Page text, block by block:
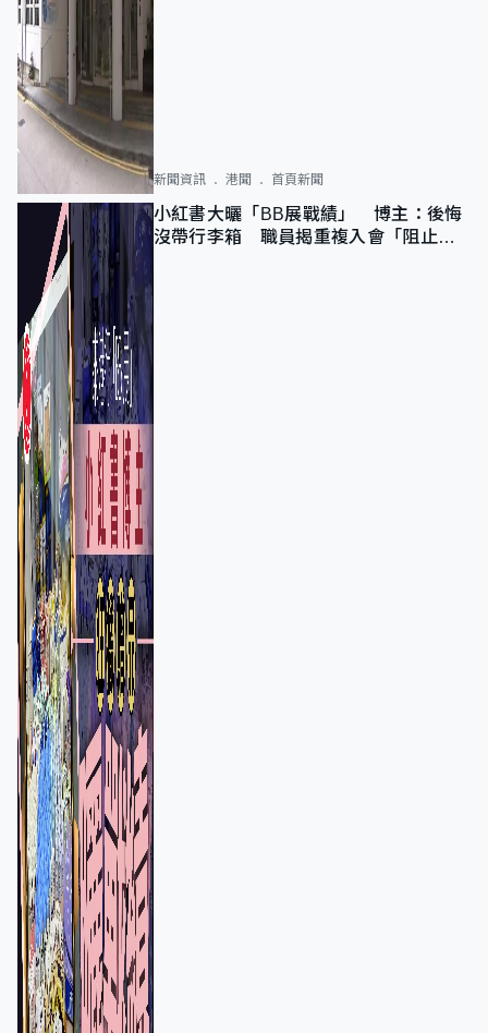
新聞資訊 港聞 首頁新聞
小紅書大曬「BB展戰績」 博主：後悔
沒帶行李箱 職員揭重複入會「阻止唔